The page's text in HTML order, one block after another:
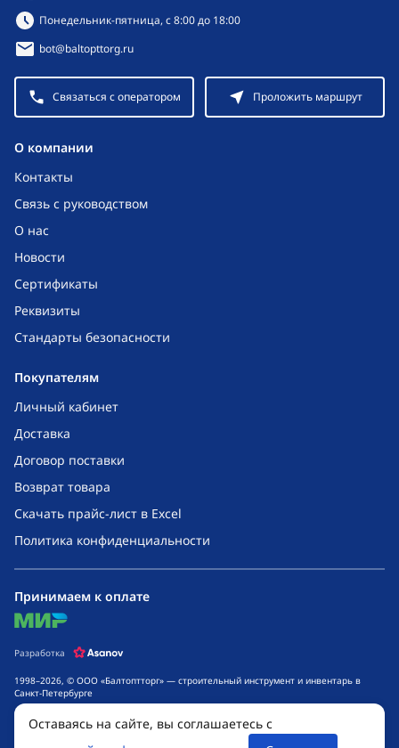
O компании
Контакты
Связь с руководством
О нас
Новости
Сертификаты
Реквизиты
Стандарты безопасности
Покупателям
Личный кабинет
Доставка
Договор поставки
Возврат товара
Скачать прайс-лист в Excel
Политика конфиденциальности
Режим работы:
Понедельник-пятница, с 8:00 до 18:00
bot@baltopttorg.ru
Связаться с оператором Проложить маршрут
1998–2026, © ООО «Балтоптторг» — строительный инструмент и инвентарь в
Санкт-Петербурге
Обращаем ваше внимание на то, что данный интернет-сайт носит исключительно
информационный характер и ни при каких условиях не является публичной
офертой, определяемой положениями ч. 2 ст. 437 Гражданского кодекса
Принимаем к оплате
mir
Разработка
Оставаясь на сайте, вы соглашаетесь с